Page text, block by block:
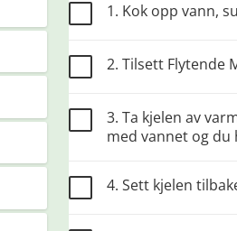
1. Kok opp vann,
2. Tilsett Flytende
3. Ta kjelen av
med vannet og du
4. Sett kjelen